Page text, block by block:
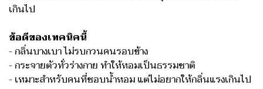
เกินไป
ข้อดีของเทคนิคนี้
- กลิ่นบางเบา ไม่รบกวนคนรอบข้าง
- กระจายตัวทั่วร่างกาย ทำให้หอมเป็นธรรมชาติ
- เหมาะสำหรับคนที่ชอบน้ำหอม แต่ไม่อยากให้กลิ่นแรงเกินไป